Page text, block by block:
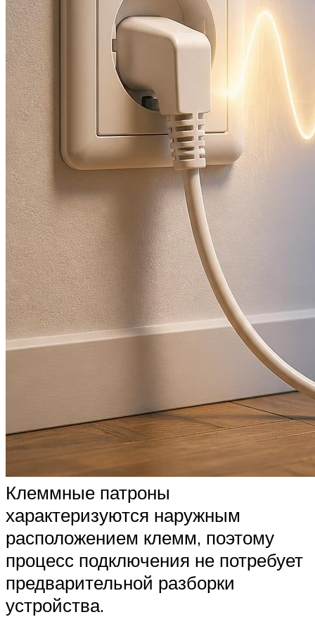
Клеммные патроны
характеризуются наружным
расположением клемм, поэтому
процесс подключения не потребует
предварительной разборки
устройства.